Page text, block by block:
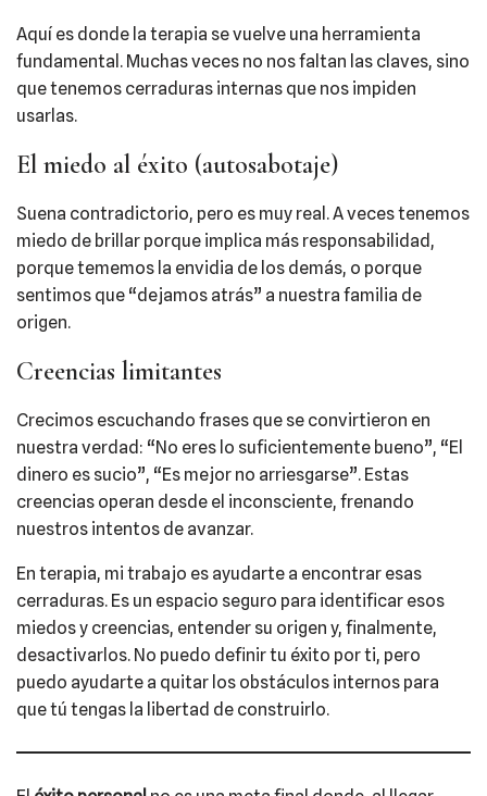
Aquí es donde la terapia se vuelve una herramienta
fundamental. Muchas veces no nos faltan las claves, sino
que tenemos cerraduras internas que nos impiden
usarlas.
El miedo al éxito (autosabotaje)
Suena contradictorio, pero es muy real. A veces tenemos
miedo de brillar porque implica más responsabilidad,
porque tememos la envidia de los demás, o porque
sentimos que “dejamos atrás” a nuestra familia de
origen.
Creencias limitantes
Crecimos escuchando frases que se convirtieron en
nuestra verdad: “No eres lo suficientemente bueno”, “El
dinero es sucio”, “Es mejor no arriesgarse”. Estas
creencias operan desde el inconsciente, frenando
nuestros intentos de avanzar.
En terapia, mi trabajo es ayudarte a encontrar esas
cerraduras. Es un espacio seguro para identificar esos
miedos y creencias, entender su origen y, finalmente,
desactivarlos. No puedo definir tu éxito por ti, pero
puedo ayudarte a quitar los obstáculos internos para
que tú tengas la libertad de construirlo.